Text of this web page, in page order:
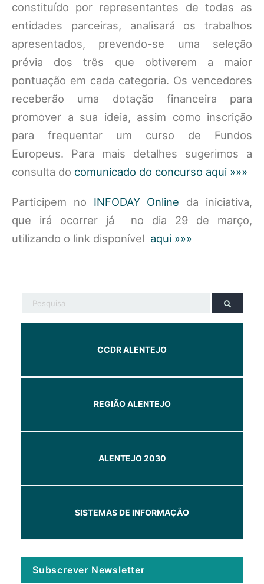
constituído por representantes de todas as
entidades parceiras, analisará os trabalhos
apresentados, prevendo-se uma seleção
prévia dos três que obtiverem a maior
pontuação em cada categoria. Os vencedores
receberão uma dotação financeira para
promover a sua ideia, assim como inscrição
para frequentar um curso de Fundos
Europeus. Para mais detalhes sugerimos a
consulta do comunicado do concurso aqui »»»
Participem no INFODAY Online da iniciativa,
que irá ocorrer já no dia 29 de março,
utilizando o link disponível aqui »»»
CCDR ALENTEJO
REGIÃO ALENTEJO
ALENTEJO 2030
SISTEMAS DE INFORMAÇÃO
Subscrever Newsletter